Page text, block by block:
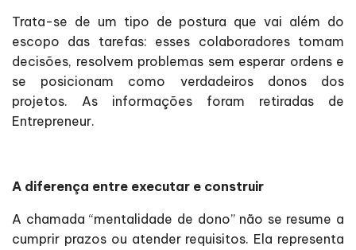
Trata-se de um tipo de postura que vai além do
escopo das tarefas: esses colaboradores tomam
decisões, resolvem problemas sem esperar ordens e
se posicionam como verdadeiros donos dos
projetos. As informações foram retiradas de
Entrepreneur.
A diferença entre executar e construir
A chamada “mentalidade de dono” não se resume a
cumprir prazos ou atender requisitos. Ela representa